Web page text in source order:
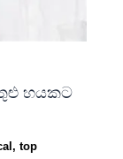
හයකට
,top